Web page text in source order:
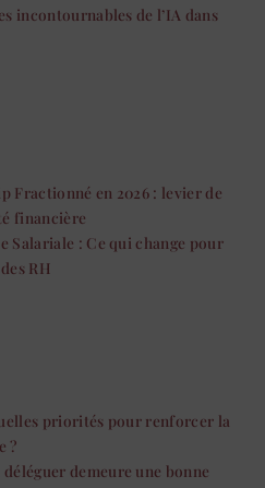
incontournables de l’IA dans
Fractionné en 2026 : levier de
financière
Salariale : Ce qui change pour
RH
priorités pour renforcer la
?
demeure une bonne